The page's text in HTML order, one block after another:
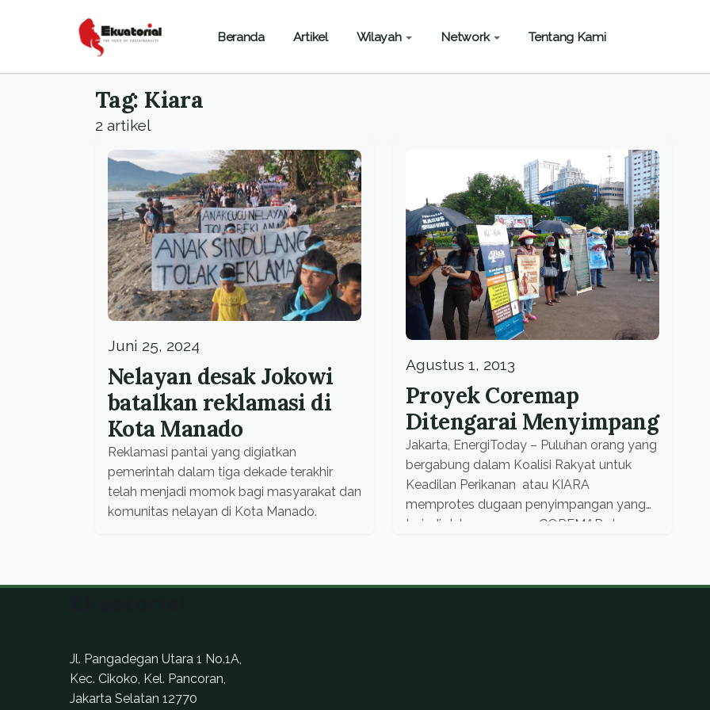
Beranda Artikel Wilayah Network Tentang Kami
Tag: Kiara
2 artikel
Juni 25, 2024
Nelayan desak Jokowi
batalkan reklamasi di
Kota Manado
Reklamasi pantai yang digiatkan
pemerintah dalam tiga dekade terakhir
telah menjadi momok bagi masyarakat dan
komunitas nelayan di Kota Manado.
Agustus 1, 2013
Proyek Coremap
Ditengarai Menyimpang
Jakarta, EnergiToday – Puluhan orang yang
bergabung dalam Koalisi Rakyat untuk
Keadilan Perikanan atau KIARA
memprotes dugaan penyimpangan yang
terjadi dalam program COREMAP, dengan
yang dilakukan oleh Lembaga Swadaya
Jl. Pangadegan Utara 1 No.1A,
Kec. Cikoko, Kel. Pancoran,
Jakarta Selatan 12770